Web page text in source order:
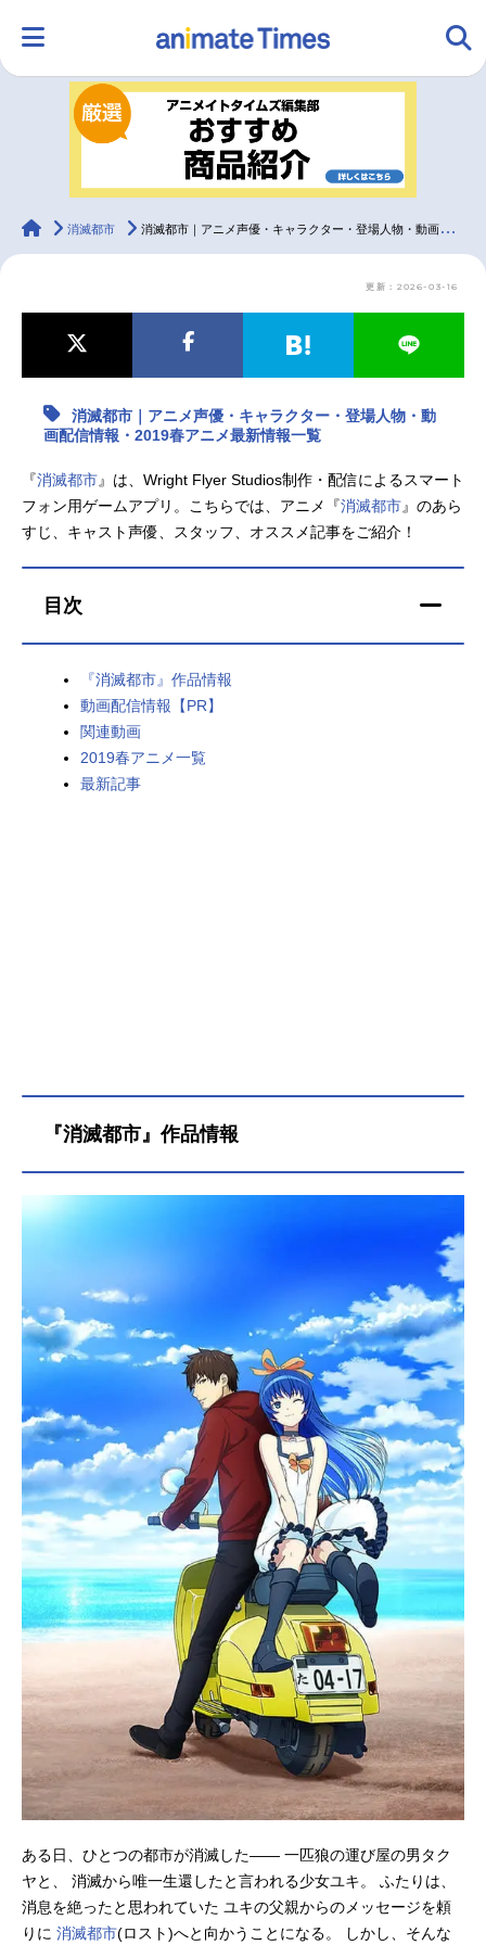
ランキング アニメ
ラジオ
最新記事一覧
アニメ記事一覧 声優記事一覧
アニメ映画一覧 実写化映画一覧
今期アニメ曜日別一覧
春アニメ
男性声優/女性声優一覧
FOLLOW US
animateTimes
消滅都市 消滅都市｜アニメ声優・キャラクター・登場人物・動画配信情報・2019春アニメ最新情報一覧
更新：2026-03-16
消滅都市｜アニメ声優・キャラクター・登場人物・動
画配信情報・2019春アニメ最新情報一覧
『消滅都市』は、Wright Flyer Studios制作・配信によるスマート
フォン用ゲームアプリ。こちらでは、アニメ『消滅都市』のあら
すじ、キャスト声優、スタッフ、オススメ記事をご紹介！
目次
『消滅都市』作品情報
動画配信情報【PR】
関連動画
2019春アニメ一覧
最新記事
『消滅都市』作品情報
ある日、ひとつの都市が消滅した―― 一匹狼の運び屋の男タク
ヤと、 消滅から唯一生還したと言われる少女ユキ。 ふたりは、
消息を絶ったと思われていた ユキの父親からのメッセージを頼
りに 消滅都市(ロスト)へと向かうことになる。 しかし、そんな